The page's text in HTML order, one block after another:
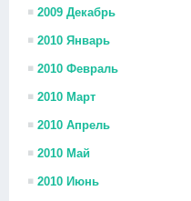
2009 Декабрь
2010 Январь
2010 Февраль
2010 Март
2010 Апрель
2010 Май
2010 Июнь